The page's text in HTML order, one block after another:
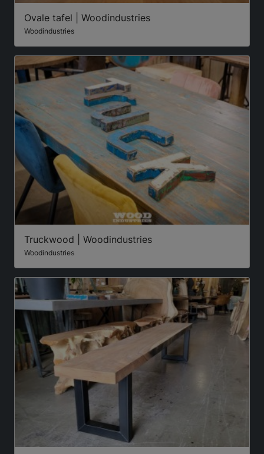
Ovale tafel | Woodindustries
Woodindustries
Truckwood | Woodindustries
Woodindustries